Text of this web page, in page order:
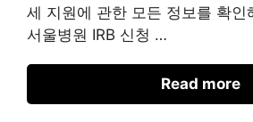
세 지원에 관한 모든 정보를 확인
서울병원 IRB 신청 …
Read more